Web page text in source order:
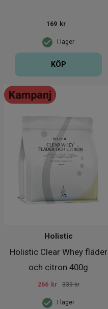
I lager
169 kr
KÖP
Holistic Clear Whey fläder
och citron 400g
Holistic
I lager
266 kr 339 kr